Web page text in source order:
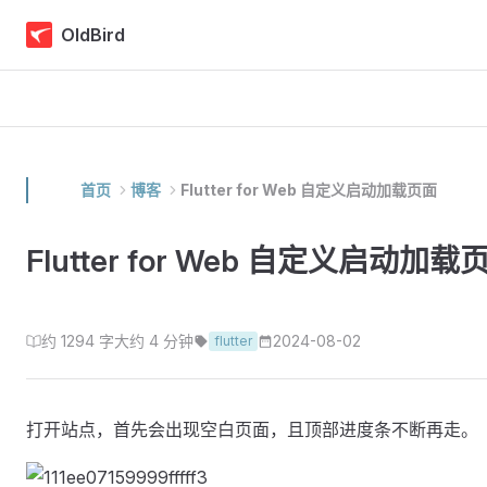
Skip to content
OldBird
首页 博客 Flutter for Web 自定义启动加载页面
Flutter for Web 自定义启动加载
约 1294 字大约 4 分钟 flutter 2024-08-02
打开站点，首先会出现空白页面，且顶部进度条不断再走。